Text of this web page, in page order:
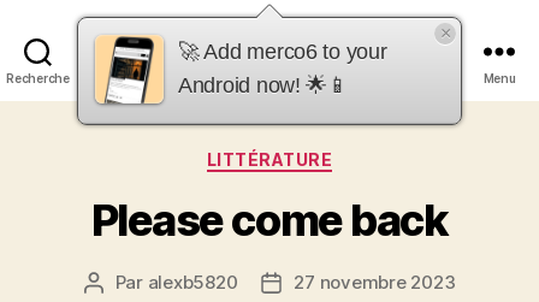
Recherche
merco6
Menu
Catégories
LITTÉRATURE
Please come back
Auteur
Par alexb5820
Date27 novembre 2023
🚀 Add merco6 to your
Android now! 🌟📱
×